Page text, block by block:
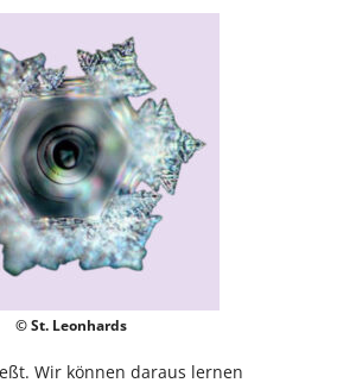
© St. Leonhards
Wir können daraus lernen